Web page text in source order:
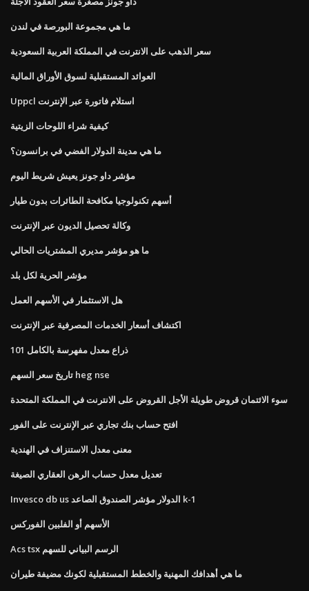
ما هي مجموعة البورصة في لندن
سعر الذهب على الانترنت في المملكة العربية السعودية
العوائد المستقبلية لسوق الأوراق المالية
Uppcl استلام فاتورة عبر الإنترنت
كيفية شراء اللوحات الزيتية
ما هي مدينة الدولار الفضي في برانسون؟
مؤشر داو جونز يعيش شريط اليوم
أسهم تكنولوجيا مكافحة الطائرات بدون طيار
وكالة تحصيل الديون عبر الإنترنت
ما هو مؤشر مديري المشتريات الحالي
مؤشر الحرية لكل بلد
هل الاستثمار في الأسهم العمل
اكتشاف أسعار الخدمات المصرفية عبر الإنترنت
101 ذراع معدل مفهرسة بالكامل
تاريخ سعر السهم heg nse
سوء الائتمان قروض طويلة الأجل القروض على الانترنت في المملكة المتحدة
افتح حساب بنك تجاري عبر الإنترنت على الفور
معنى معدل الاستنزاف في الهندية
تعديل معدل حساب الرهن العقاري الصيغة
Invesco db us الدولار مؤشر الصندوق الصاعد k-1
الأسهم أو الفلبين الفوركس
Acs tsx الرسم البياني للسهم
ما هي أهدافك المهنية والخطط المستقبلية لكونك مضيفة طيران